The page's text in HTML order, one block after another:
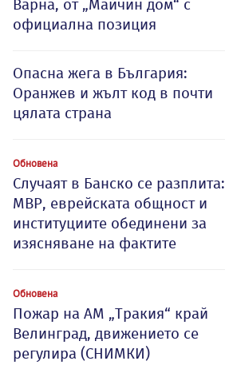
Варна, от „Майчин дом“ с
официална позиция
Опасна жега в България:
Оранжев и жълт код в почти
цялата страна
Обновена
Случаят в Банско се разплита:
МВР, еврейската общност и
институциите обединени за
изясняване на фактите
Обновена
Пожар на АМ „Тракия“ край
Велинград, движението се
регулира (СНИМКИ)